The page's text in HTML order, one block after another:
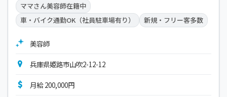
ママさん美容師在籍中
車・バイク通勤OK（社員駐車場有り）
新規・フリー客多数
美容師
兵庫県姫路市山吹2-12-12
月給 200,000円